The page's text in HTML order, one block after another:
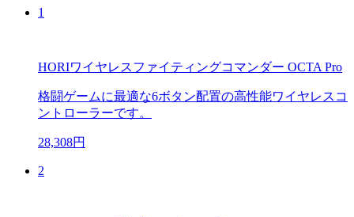
1
HORIワイヤレスファイティングコマンダー OCTA Pro
格闘ゲームに最適な6ボタン配置の高性能ワイヤレスコ
ントローラーです。
28,308円
2